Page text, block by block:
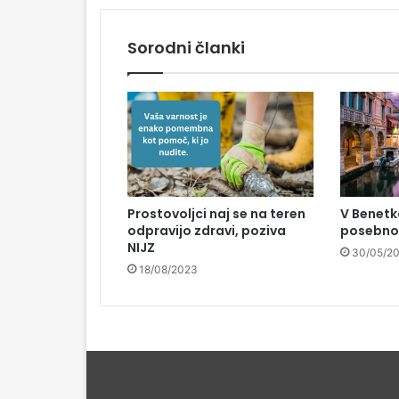
Sorodni članki
Prostovoljci naj se na teren
odpravijo zdravi, poziva
NIJZ
18/08/2023
V
30/05/